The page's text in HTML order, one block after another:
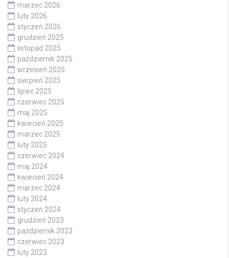
marzec 2026
luty 2026
styczeń 2026
grudzień 2025
listopad 2025
październik 2025
wrzesień 2025
sierpień 2025
lipiec 2025
czerwiec 2025
maj 2025
kwiecień 2025
marzec 2025
luty 2025
czerwiec 2024
maj 2024
kwiecień 2024
marzec 2024
luty 2024
styczeń 2024
grudzień 2023
październik 2023
czerwiec 2023
luty 2023